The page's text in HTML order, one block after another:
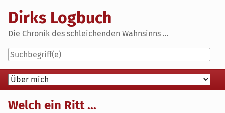
content
Dirks Logbuch
Die Chronik des schleichenden Wahnsinns ...
Navigation
Welch ein Ritt ...